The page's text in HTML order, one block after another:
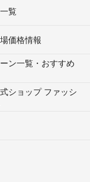
覧
価格情報
ン一覧・おすすめ
ショップ ファッシ